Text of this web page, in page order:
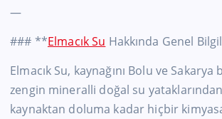
—
### **Elmacık Su Hakkında Genel
Elmacık Su, kaynağını Bolu ve
zengin mineralli doğal su yataklarından
kaynaktan doluma kadar hiçbir